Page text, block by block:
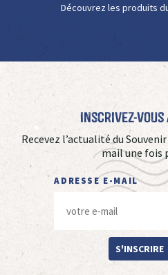
Découvrez les produits
Inscrivez-
Recevez l’actualité du
mail une fois
ADRESSE E-MAIL
S'INSCRIRE